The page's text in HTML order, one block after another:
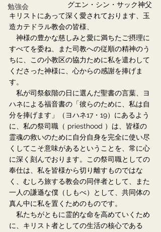
勉強会
グエン・シン・サック神父
キリストにあって深く愛されております、玉
造カテドラル教会の皆様、
神様の豊かな慈しみと愛に満ちたご摂理に
すべてを委ね、また司教への従順の精神のう
ちに、この小教区の協力ために私を遣わして
くださった神様に、心からの感謝を捧げま
す。
私が司祭叙階の日に選んだ聖書の言葉、ヨ
ハネによる福音書の「彼らのために、私は自
分を捧げます」（ヨハネ17・19）にあるよう
に、私の祭司職（ priesthood ）は、皆様の
霊魂の救いのために自分自身を完全に使い尽
くしてこそ意味があるということを、常に心
に深く刻んでおります。この祭司職としての
奉仕は、私を皆様から切り離すものではな
く、むしろ旅する教会の同伴者として、また
一人の謙遜な僕（しもべ）として、共同体の
真ん中に私を置くためのものです。
私たちがともに霊的な命を高めていくため
に、キリスト者としての生活の核心である